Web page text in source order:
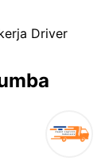
Driver